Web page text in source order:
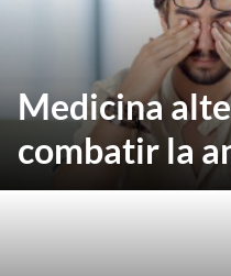
Medicina
combatir la